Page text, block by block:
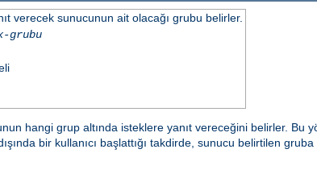
verecek sunucunun ait olacağı grubu belirler.
grubu
hangi grup altında isteklere yanıt vereceğini belirler. Bu
bir kullanıcı başlattığı takdirde, sunucu belirtilen